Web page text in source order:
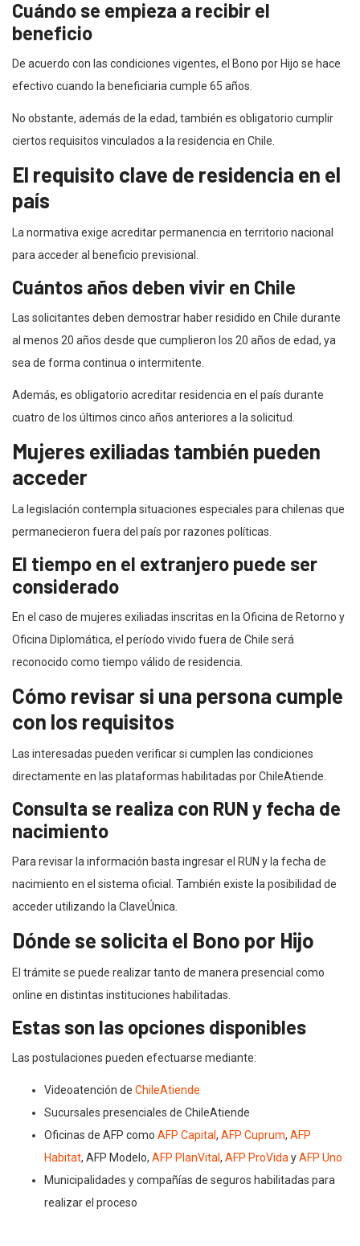
Cuándo se empieza a recibir el
beneficio
De acuerdo con las condiciones vigentes, el Bono por Hijo se hace
efectivo cuando la beneficiaria cumple 65 años.
No obstante, además de la edad, también es obligatorio cumplir
ciertos requisitos vinculados a la residencia en Chile.
El requisito clave de residencia en el
país
La normativa exige acreditar permanencia en territorio nacional
para acceder al beneficio previsional.
Cuántos años deben vivir en Chile
Las solicitantes deben demostrar haber residido en Chile durante
al menos 20 años desde que cumplieron los 20 años de edad, ya
sea de forma continua o intermitente.
Además, es obligatorio acreditar residencia en el país durante
cuatro de los últimos cinco años anteriores a la solicitud.
Mujeres exiliadas también pueden
acceder
La legislación contempla situaciones especiales para chilenas que
permanecieron fuera del país por razones políticas.
El tiempo en el extranjero puede ser
considerado
En el caso de mujeres exiliadas inscritas en la Oficina de Retorno y
Oficina Diplomática, el período vivido fuera de Chile será
reconocido como tiempo válido de residencia.
Cómo revisar si una persona cumple
con los requisitos
Las interesadas pueden verificar si cumplen las condiciones
directamente en las plataformas habilitadas por ChileAtiende.
Consulta se realiza con RUN y fecha de
nacimiento
Para revisar la información basta ingresar el RUN y la fecha de
nacimiento en el sistema oficial. También existe la posibilidad de
acceder utilizando la ClaveÚnica.
Dónde se solicita el Bono por Hijo
El trámite se puede realizar tanto de manera presencial como
online en distintas instituciones habilitadas.
Estas son las opciones disponibles
Las postulaciones pueden efectuarse mediante:
Videoatención de ChileAtiende
Sucursales presenciales de ChileAtiende
Oficinas de AFP como AFP Capital , AFP Cuprum, AFP
Habitat, AFP Modelo, AFP PlanVital , AFP ProVida yAFP Uno
Municipalidades y compañías de seguros habilitadas para
realizar el proceso